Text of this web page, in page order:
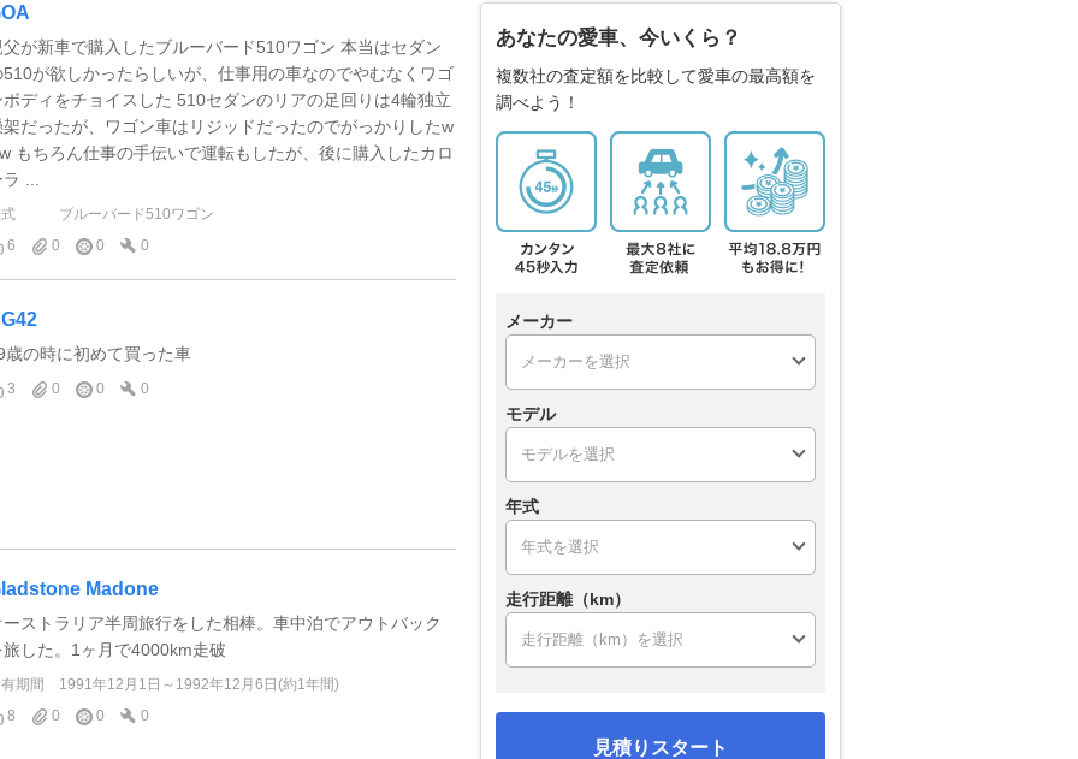
父が新車で購入したブルーバード510ワゴン 本当はセダン
510が欲しかったらしいが、仕事用の車なのでやむなくワゴ
ボディをチョイスした 510セダンのリアの足回りは4輪独立
架だったが、ワゴン車はリジッドだったのでがっかりしたw
もちろん仕事の手伝いで運転もしたが、後に購入したカロ
ラ ...
ブルーバード510ワゴン
6
0 0 0
歳の時に初めて買った車
3 0 0 0
Madone
ーストラリア半周旅行をした相棒。車中泊でアウトバック
旅した。1ヶ月で4000km走破
期間
1991年12月1日～1992年12月6日(約1年間)
8
0 0 0
あなたの愛車、今いくら？
複数社の査定額を比較して愛車の最高額を
調べよう！
メーカー
モデル
年式
走行距離（km）
見積りスタート